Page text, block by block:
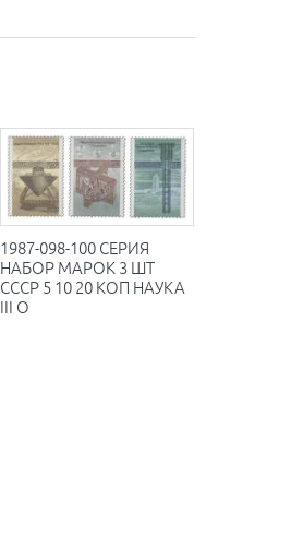
1987-098-100 СЕРИЯ
НАБОР МАРОК 3 ШТ
СССР 5 10 20 КОП НАУКА
III O